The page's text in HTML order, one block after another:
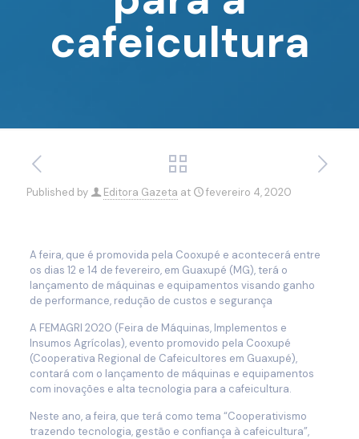
cafeicultura
Published by Editora Gazeta at fevereiro 4, 2020
A feira, que é promovida pela Cooxupé e acontecerá entre
os dias 12 e 14 de fevereiro, em Guaxupé (MG), terá o
lançamento de máquinas e equipamentos visando ganho
de performance, redução de custos e segurança
A FEMAGRI 2020 (Feira de Máquinas, Implementos e
Insumos Agrícolas), evento promovido pela Cooxupé
(Cooperativa Regional de Cafeicultores em Guaxupé),
contará com o lançamento de máquinas e equipamentos
com inovações e alta tecnologia para a cafeicultura.
Neste ano, a feira, que terá como tema “Cooperativismo
trazendo tecnologia, gestão e confiança à cafeicultura”,